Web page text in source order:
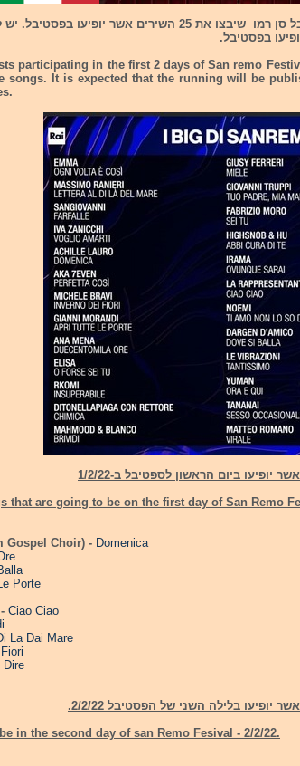
מארגני פסטיבל סן רמו שיבצו את 25 השירים אשר
בפסטיבל.
participating in the first 2 days of San remo
songs. It is expected that the running will be
יופיעו ביום הראשון לספטיבל ב-1/2/22
that are going to be on the first day of San Remo
Gospel Choir) - Domenica
Porte
Ciao Ciao
La Dai Mare
Dire
יופיעו בלילה השני של הפסטיבל 2/2/22.
in the second day of san Remo Fesival - 2/2/22.